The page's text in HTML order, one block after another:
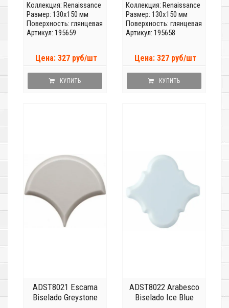
Коллекция: Renaissance
Размер: 130x150 мм
Поверхность: глянцевая
Артикул: 195659
Цена: 327 руб/шт
КУПИТЬ
Коллекция: Renaissance
Размер: 130x150 мм
Поверхность: глянцевая
Артикул: 195658
Цена: 327 руб/шт
КУПИТЬ
ADST8021 Escama
Biselado Greystone
ADST8022 Arabesco
Biselado Ice Blue